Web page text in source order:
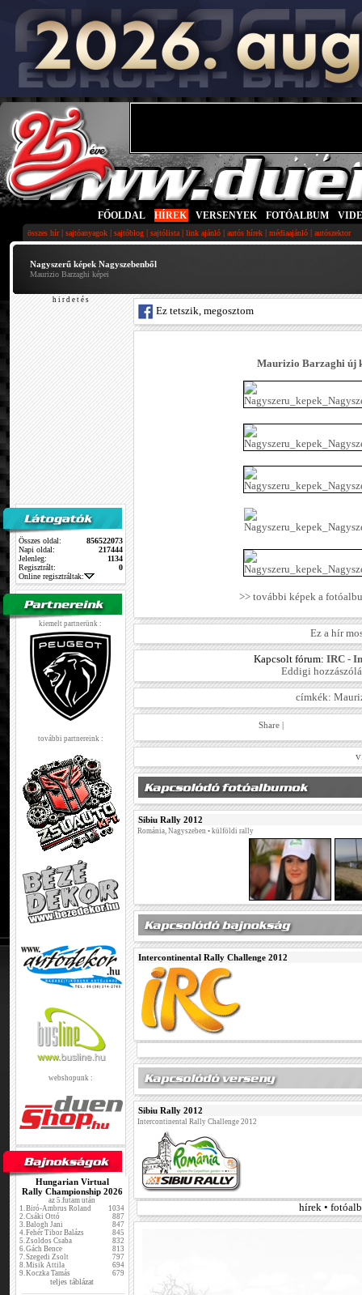
FŐOLDAL HÍREK VERSENYEK FOTÓALBUM
összes hír| sajtóanyagok | sajtóblog | sajtólista | link ajánló | autós hírek | médiaajánló | autószektor
Nagyszerű képek Nagyszebenből
Maurizio Barzaghi képei
h i r d e t é s
Összes oldal:
856522073
Napi oldal:
217444
Jelenleg:
1134
Regisztrált:
0
Online regisztráltak:
kiemelt partnerünk :
további partnereink :
webshopunk :
Hungarian Virtual
Rally Championship 2026
az 5.futam után
1.Biró-Ambrus Roland
1034
2.Csáki Ottó
887
3.Balogh Jani
847
4.Fehér Tibor Balázs
845
5.Zsoldos Csaba
832
6.Gách Bence
813
7.Szegedi Zsolt
797
8.Misik Attila
694
9.Koczka Tamás 679
teljes táblázat
Ez tetszik, megosztom
Maurizio Barzaghi új
>> további képek a
Ez a hír
Kapcsolt fórum: IRC -
Eddigi
címkék:
Share |
Sibiu Rally 2012
Románia, Nagyszeben • külföldi rally
Intercontinental Rally Challenge 2012
Sibiu Rally 2012
Intercontinental Rally Challenge 2012
hírek •